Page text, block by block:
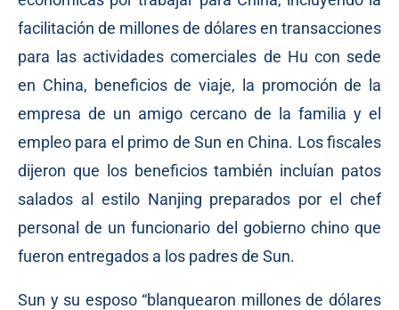
facilitación de millones de dólares en transacciones
para las actividades comerciales de Hu con sede
en China, beneficios de viaje, la promoción de la
empresa de un amigo cercano de la familia y el
empleo para el primo de Sun en China. Los fiscales
dijeron que los beneficios también incluían patos
salados al estilo Nanjing preparados por el chef
personal de un funcionario del gobierno chino que
fueron entregados a los padres de Sun.
Sun y su esposo “blanquearon millones de dólares